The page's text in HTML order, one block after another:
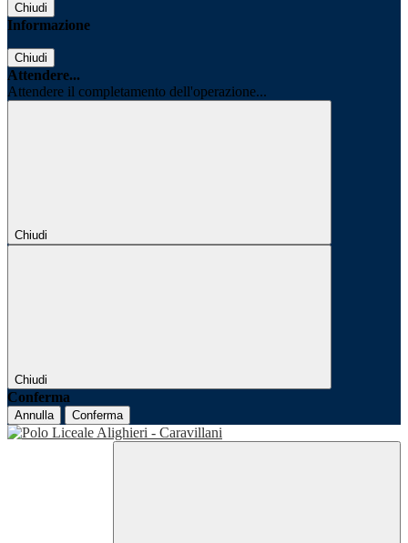
Chiudi
Informazione
Chiudi
Attendere...
Attendere il completamento dell'operazione...
Chiudi
Chiudi
Conferma
Annulla Conferma